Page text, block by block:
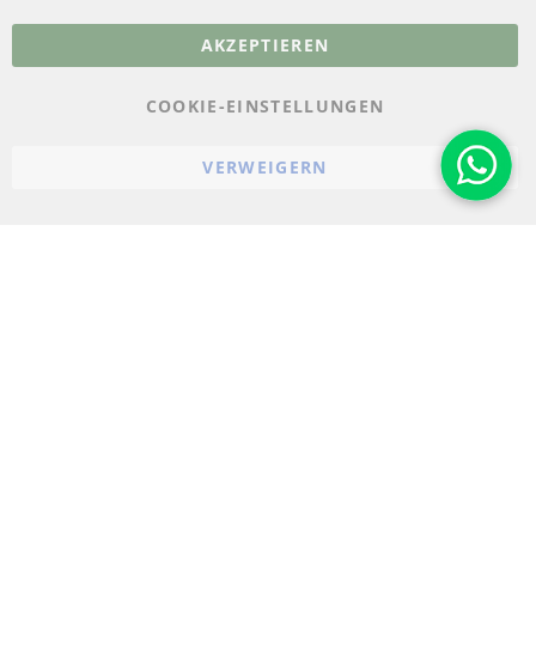
AKZEPTIEREN
COOKIE-EINSTELLUNGEN
VERWEIGERN